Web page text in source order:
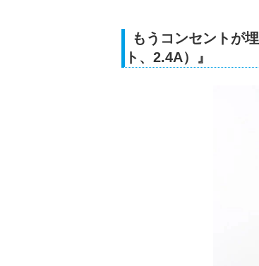
もうコンセントが
ト、2.4A）』